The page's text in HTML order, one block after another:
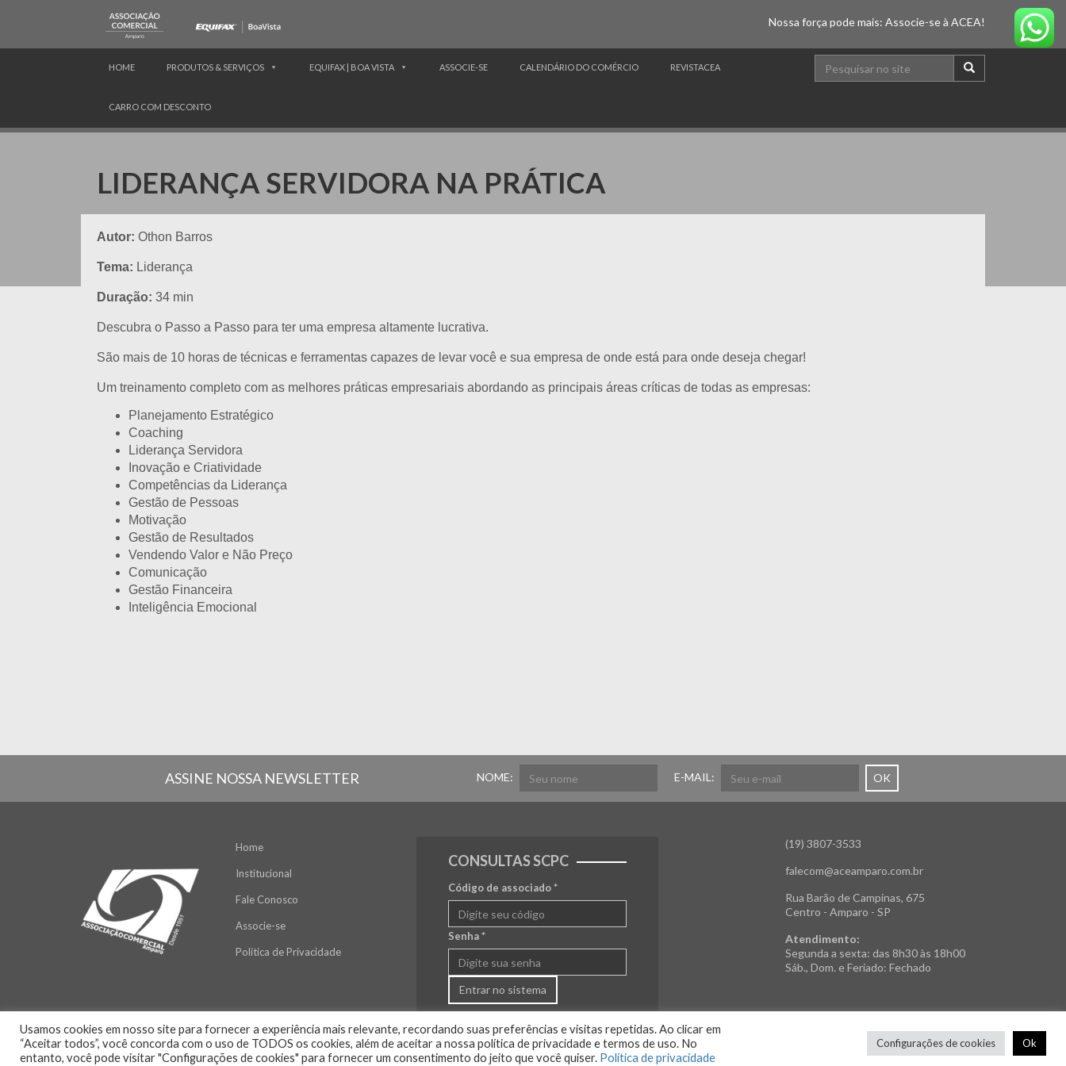
Nossa força pode mais: Associe-se à ACEA!
HOME PRODUTOS & SERVIÇOS EQUIFAX | BOA VISTA ASSOCIE-SE CALENDÁRIO DO COMÉRCIO REVISTACEA
CARRO COM DESCONTO
LIDERANÇA SERVIDORA NA PRÁTICA
Autor: Othon Barros
Tema: Liderança
Duração: 34 min
Descubra o Passo a Passo para ter uma empresa altamente lucrativa.
São mais de 10 horas de técnicas e ferramentas capazes de levar você e sua empresa de onde está para onde deseja chegar!
Um treinamento completo com as melhores práticas empresariais abordando as principais áreas críticas de todas as empresas:
Planejamento Estratégico
Coaching
Liderança Servidora
Inovação e Criatividade
Competências da Liderança
Gestão de Pessoas
Motivação
Gestão de Resultados
Vendendo Valor e Não Preço
Comunicação
Gestão Financeira
Inteligência Emocional
ASSINE NOSSA NEWSLETTER NOME: E-MAIL: OK
Home
Institucional
Fale Conosco
Associe-se
Política de Privacidade
CONSULTAS SCPC
Código de associado*
Senha*
Entrar no sistema
(19) 3807-3533
falecom@aceamparo.com.br
Rua Barão de Campinas, 675
Centro - Amparo - SP
Atendimento:
Segunda a sexta: das 8h30 às 18h00
Sáb., Dom. e Feriado: Fechado
Usamos cookies em nosso site para fornecer a experiência mais relevante, recordando suas preferências e visitas repetidas. Ao clicar em
“Aceitar todos”, você concorda com o uso de TODOS os cookies, além de aceitar a nossa política de privacidade e termos de uso. No
entanto, você pode visitar "Configurações de cookies" para fornecer um consentimento do jeito que você quiser. Política de privacidade
Configurações de cookies Ok